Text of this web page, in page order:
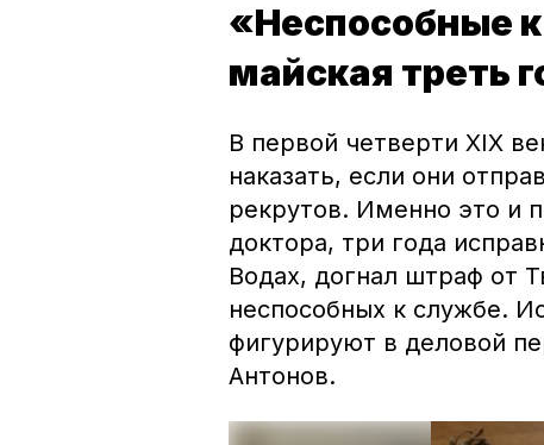
«Неспособные
майская треть
В первой четверти XIX
наказать, если они
рекрутов. Именно это и
доктора, три года
Водах, догнал штраф от
неспособных к службе.
фигурируют в деловой
Антонов.